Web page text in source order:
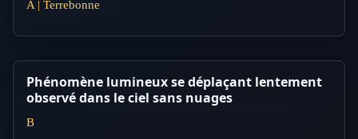
A | Terrebonne
Phénomène lumineux se déplaçant lentement
observé dans le ciel sans nuages
B